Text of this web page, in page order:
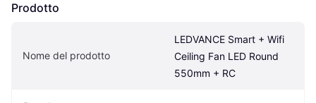
Prodotto
Nome del prodotto
LEDVANCE Smart + Wifi
Ceiling Fan LED Round
550mm + RC